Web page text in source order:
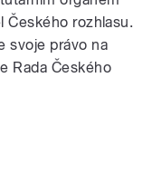
Českého rozhlasu.
svoje právo na
Rada Českého